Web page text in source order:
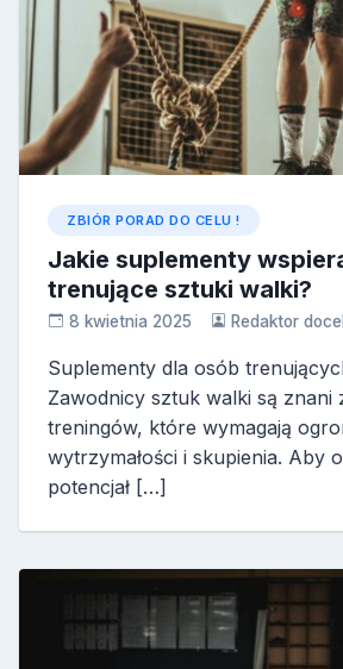
ZBIÓR PORAD DO CELU !
Jakie suplementy
trenujące sztuki walki?
8 kwietnia 2025 Redaktor
Suplementy dla osób
Zawodnicy sztuk walki są znani
treningów, które wymagają
wytrzymałości i skupienia. Aby
potencjał […]